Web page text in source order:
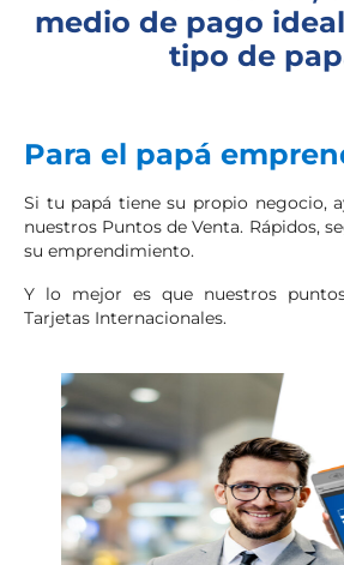
medio de pago
tipo de
Para el papá
Si tu papá tiene su propio negocio,
nuestros Puntos de Venta. Rápidos,
su emprendimiento.
Y lo mejor es que nuestros
Tarjetas Internacionales.